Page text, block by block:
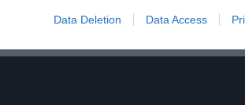
Data Deletion Data Access